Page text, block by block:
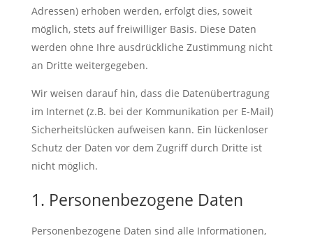
Adressen) erhoben werden, erfolgt dies, soweit
möglich, stets auf freiwilliger Basis. Diese Daten
werden ohne Ihre ausdrückliche Zustimmung nicht
an Dritte weitergegeben.
Wir weisen darauf hin, dass die Datenübertragung
im Internet (z.B. bei der Kommunikation per E-Mail)
Sicherheitslücken aufweisen kann. Ein lückenloser
Schutz der Daten vor dem Zugriff durch Dritte ist
nicht möglich.
1. Personenbezogene Daten
Personenbezogene Daten sind alle Informationen,